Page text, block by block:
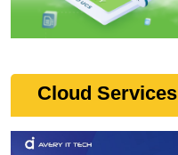
Cloud Services